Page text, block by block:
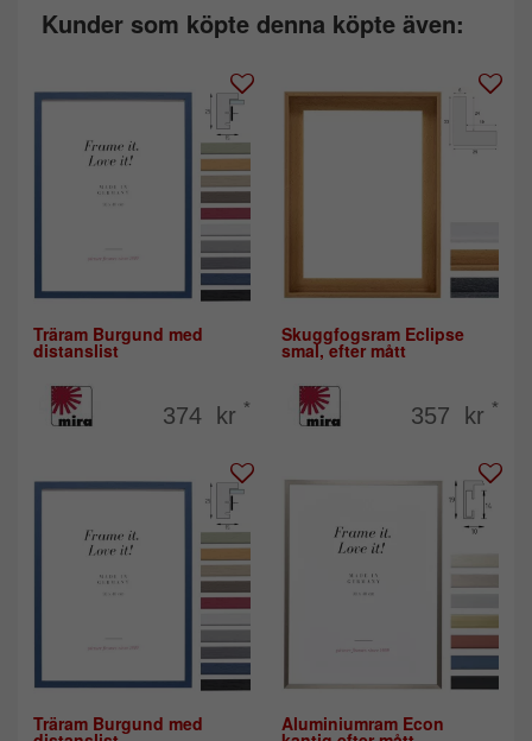
Kunder som köpte denna köpte även:
Träram Burgund med
distanslist
374 kr *
Skuggfogsram Eclipse
smal, efter mått
357 kr *
Träram Burgund med Aluminiumram Econ